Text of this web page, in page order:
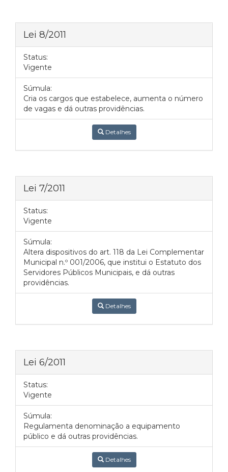
Lei 8/2011
Status:
Vigente
Súmula:
Cria os cargos que estabelece, aumenta o número
de vagas e dá outras providências.
Detalhes
Lei 7/2011
Status:
Vigente
Súmula:
Altera dispositivos do art. 118 da Lei Complementar
Municipal n.º 001/2006, que institui o Estatuto dos
Servidores Públicos Municipais, e dá outras
providências.
Detalhes
Lei 6/2011
Status:
Vigente
Súmula:
Regulamenta denominação a equipamento
público e dá outras providências.
Detalhes